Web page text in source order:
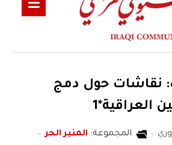
نقاشات حول دمج
العراقية*1
المجموعة: المنبر الحر